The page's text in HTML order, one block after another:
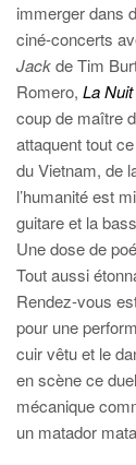
immerger dans
ciné-concerts
Jackde Tim
Romero, La
coup de maître
attaquent tout
du Vietnam, de
l’humanité est
guitare et la
Une dose de
Tout aussi
Rendez-vous
pour une
cuir vêtu et le
en scène ce
mécanique
un matador